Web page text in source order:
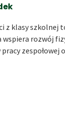
z klasy szkolnej
rozwój
zespołowej